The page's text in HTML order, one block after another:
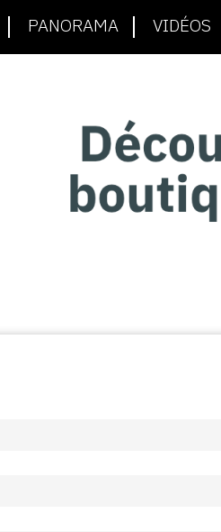
PANORAMA VIDÉOS